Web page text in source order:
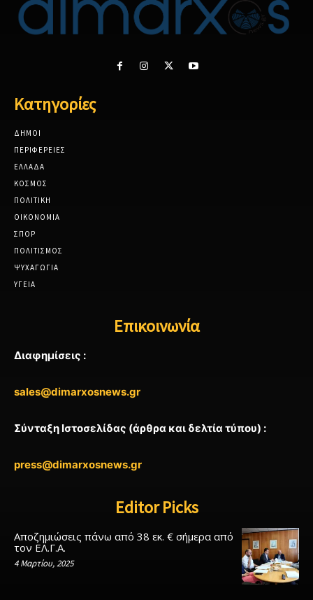
Κατηγορίες
ΔΗΜΟΙ
ΠΕΡΙΦΕΡΕΙΕΣ
ΕΛΛΑΔΑ
ΚΟΣΜΟΣ
ΠΟΛΙΤΙΚΗ
ΟΙΚΟΝΟΜΙΑ
ΣΠΟΡ
ΠΟΛΙΤΙΣΜΟΣ
ΨΥΧΑΓΩΓΙΑ
ΥΓΕΙΑ
Επικοινωνία
Διαφημίσεις :
sales@dimarxosnews.gr
Σύνταξη Ιστοσελίδας (άρθρα και δελτία τύπου) :
press@dimarxosnews.gr
Editor Picks
Αποζημιώσεις πάνω από 38 εκ. € σήμερα από
τον ΕΛ.Γ.Α.
4 Μαρτίου, 2025